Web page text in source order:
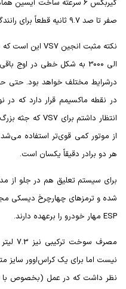
گیربکس 6 سرعته ساخت
صفر تا صد 9.7 ثانیه قطعاً برای رانندگی عادی و خانوادگی کافی خواهد بود.
نکته مثبت انجین VS7
الی 3000 به شکل خطی در
در نقطه ماکسیمم قرار دارد که
انتظار داشتم برایVS7 که جثه
از موتور کمی قوی‌تر استفاده می‌شد
هر دو برادر دقیقاً یکسان است.
برای سیستم تعلیق هم در جلو از
شده و ترمزهای چهارچرخ دیسکی
ESP مهار خودرو را برعهده دارند.
مصرف
نیست اما برای یک کراس‌اوور سایز